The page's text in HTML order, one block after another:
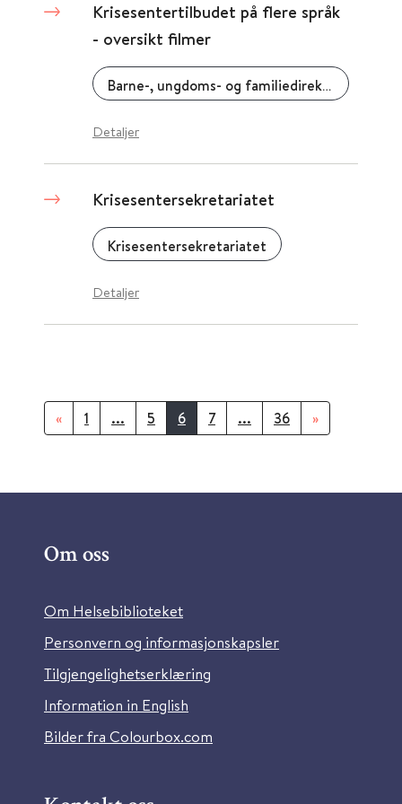
Krisesentertilbudet på flere språk
- oversikt filmer
Barne-, ungdoms- og familiedirektoratet (Bufdir)
Detaljer
Krisesentersekretariatet
Krisesentersekretariatet
Detaljer
« 1 ... 5 6 7 ... 36 »
Om oss
Om Helsebiblioteket
Personvern og informasjonskapsler
Tilgjengelighetserklæring
Information in English
Bilder fra Colourbox.com